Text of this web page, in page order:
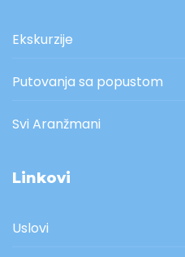
Ekskurzije
Putovanja sa popustom
Svi Aranžmani
Linkovi
Uslovi